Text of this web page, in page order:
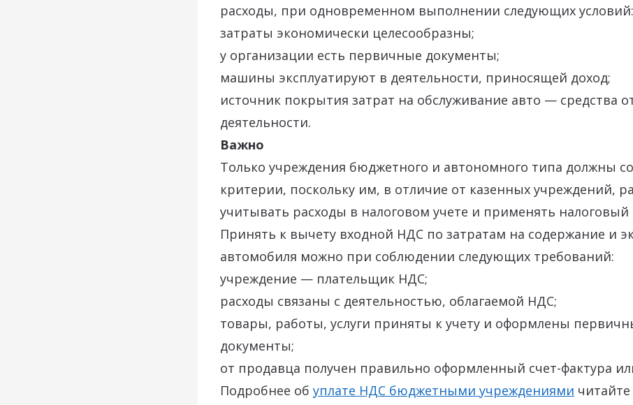
расходы, при одновременном выполнении следующих условий:
затраты экономически целесообразны;
у организации есть первичные документы;
машины эксплуатируют в деятельности, приносящей доход;
источник покрытия затрат на обслуживание авто — средства
деятельности.
Важно
Только учреждения бюджетного и автономного типа должны
критерии, поскольку им, в отличие от казенных учреждений,
учитывать расходы в налоговом учете и применять
Принять к вычету входной НДС по затратам на содержание и
автомобиля можно при соблюдении следующих требований:
учреждение — плательщик НДС;
расходы связаны с деятельностью, облагаемой НДС;
товары, работы, услуги приняты к учету и оформлены
документы;
от продавца получен правильно оформленный счет-фактура
Подробнее об уплате НДС бюджетными учреждениями читайте